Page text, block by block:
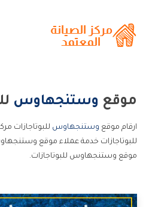
موقع وستنجهاوس
ارقام موقع وستنجهاوس للبوتاجازات
للبوتاجازات خدمة عملاء موقع
موقع وستنجهاوس للبوتاجازات.